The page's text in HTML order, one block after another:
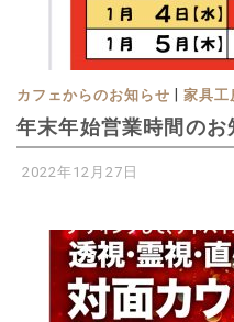
カフェからのお知らせ 家具工
年末年始営業時間のお
2022年12月27日